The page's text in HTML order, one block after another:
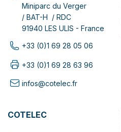
Miniparc du Verger
/ BAT-H / RDC
91940 LES ULIS - France
+33 (0)1 69 28 05 06
+33 (0)1 69 28 63 96
infos@cotelec.fr
COTELEC